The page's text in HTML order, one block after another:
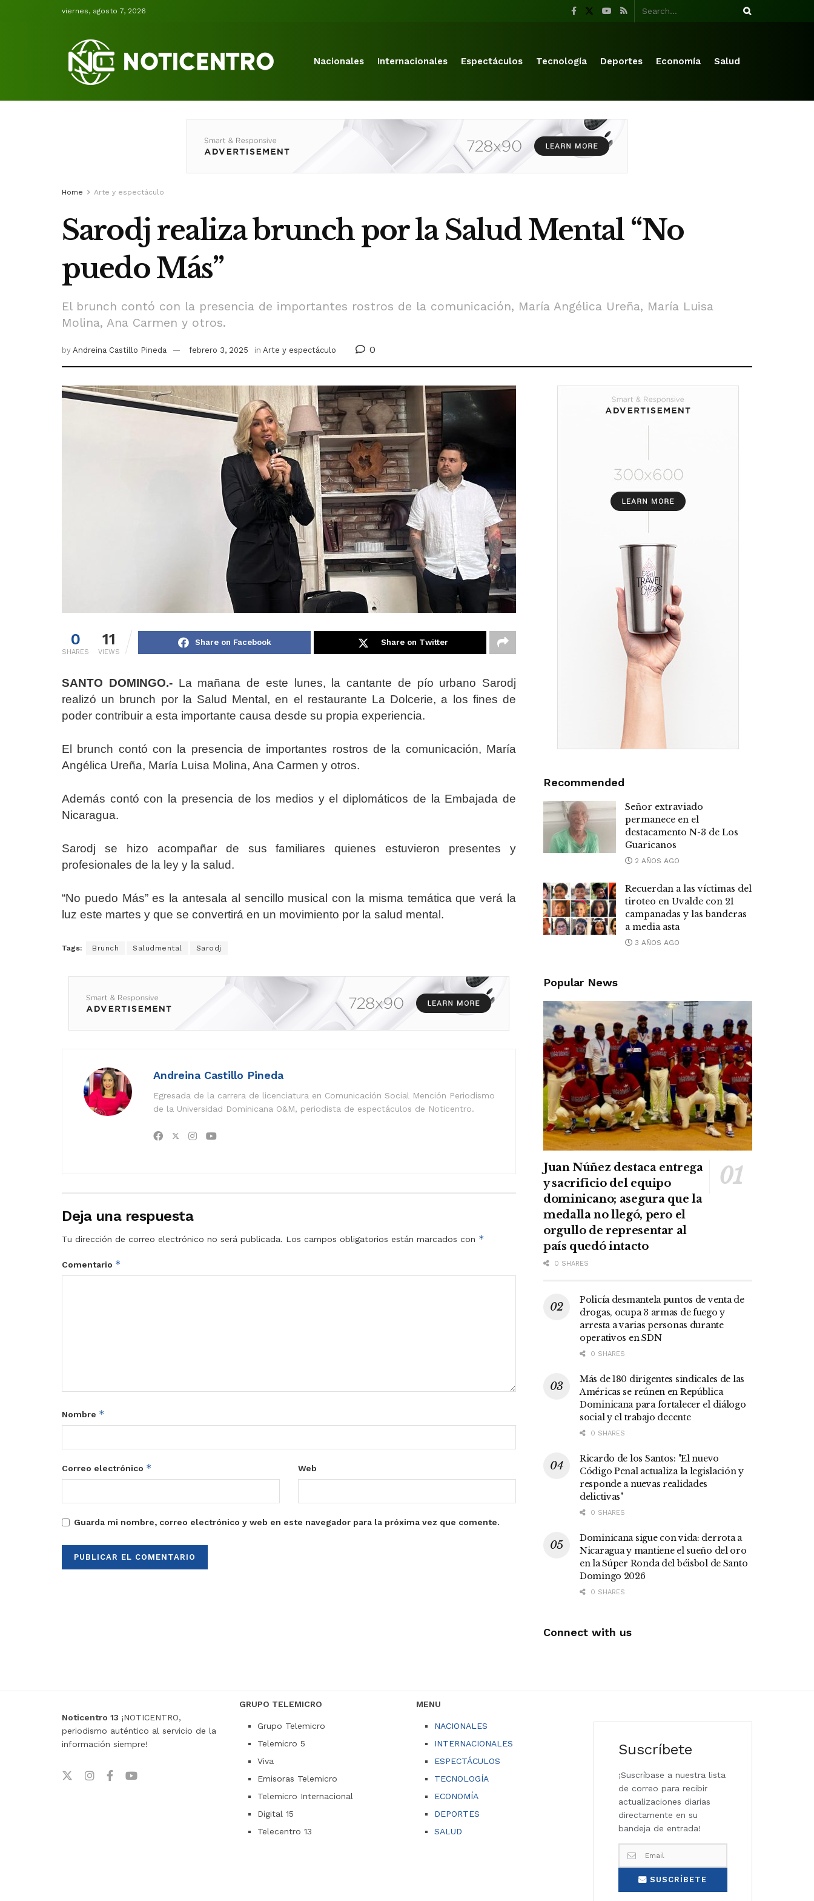
viernes, agosto 7, 2026
Nacionales Internacionales Espectáculos Tecnología Deportes Economía Salud
Home Arte y espectáculo
Sarodj realiza brunch por la Salud Mental “No
puedo Más”
El brunch contó con la presencia de importantes rostros de la comunicación, María Angélica Ureña, María Luisa
Molina, Ana Carmen y otros.
by Andreina Castillo Pineda febrero 3, 2025 in Arte y espectáculo 0
0
SHARES
11
VIEWS
Share on Facebook Share on Twitter
SANTO DOMINGO.-La mañana de este lunes, la cantante de pío urbano Sarodj
realizó un brunch por la Salud Mental, en el restaurante La Dolcerie, a los fines de
poder contribuir a esta importante causa desde su propia experiencia.
El brunch contó con la presencia de importantes rostros de la comunicación, María
Angélica Ureña, María Luisa Molina, Ana Carmen y otros.
Además contó con la presencia de los medios y el diplomáticos de la Embajada de
Nicaragua.
Sarodj se hizo acompañar de sus familiares quienes estuvieron presentes y
profesionales de la ley y la salud.
“No puedo Más” es la antesala al sencillo musical con la misma temática que verá la
luz este martes y que se convertirá en un movimiento por la salud mental.
Tags: Brunch Saludmental Sarodj
Andreina Castillo Pineda
Egresada de la carrera de licenciatura en Comunicación Social Mención Periodismo
de la Universidad Dominicana O&M, periodista de espectáculos de Noticentro.
Deja una respuesta
Tu dirección de correo electrónico no será publicada. Los campos obligatorios están marcados con *
Comentario *
Nombre *
Correo electrónico * Web
Guarda mi nombre, correo electrónico y web en este navegador para la próxima vez que comente.
Recommended
Señor extraviado
permanece en el
destacamento N-3 de Los
Guaricanos
2 AÑOS AGO
Recuerdan a las víctimas del
tiroteo en Uvalde con 21
campanadas y las banderas
a media asta
3 AÑOS AGO
Popular News
Juan Núñez destaca entrega
y sacrificio del equipo
dominicano; asegura que la
medalla no llegó, pero el
orgullo de representar al
país quedó intacto
0 SHARES
Policía desmantela puntos de venta de
drogas, ocupa 3 armas de fuego y
arresta a varias personas durante
operativos en SDN
0 SHARES
Más de 180 dirigentes sindicales de las
Américas se reúnen en República
Dominicana para fortalecer el diálogo
social y el trabajo decente
0 SHARES
Ricardo de los Santos: "El nuevo
Código Penal actualiza la legislación y
responde a nuevas realidades
delictivas"
0 SHARES
Dominicana sigue con vida: derrota a
Nicaragua y mantiene el sueño del oro
en la Súper Ronda del béisbol de Santo
Domingo 2026
0 SHARES
Connect with us
Noticentro 13 ¡NOTICENTRO,
periodismo auténtico al servicio de la
información siempre!
GRUPO TELEMICRO
Grupo Telemicro
Telemicro 5
Viva
Emisoras Telemicro
Telemicro Internacional
Digital 15
Telecentro 13
MENU
NACIONALES
INTERNACIONALES
ESPECTÁCULOS
TECNOLOGÍA
ECONOMÍA
DEPORTES
SALUD
Suscríbete
¡Suscríbase a nuestra lista
de correo para recibir
actualizaciones diarias
directamente en su
bandeja de entrada!
SUSCRÍBETE